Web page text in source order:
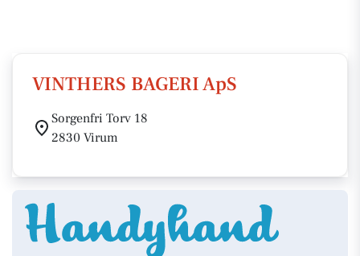
VINTHERS BAGERI ApS
Sorgenfri Torv 18
2830 Virum